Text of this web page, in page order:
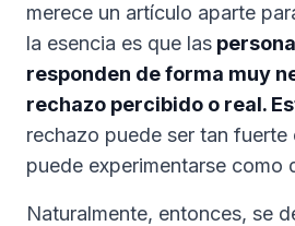
merece un artículo aparte
la esencia es que las
responden de forma muy
rechazo percibido o real.
rechazo puede ser tan fuerte
puede experimentarse como
Naturalmente, entonces, se